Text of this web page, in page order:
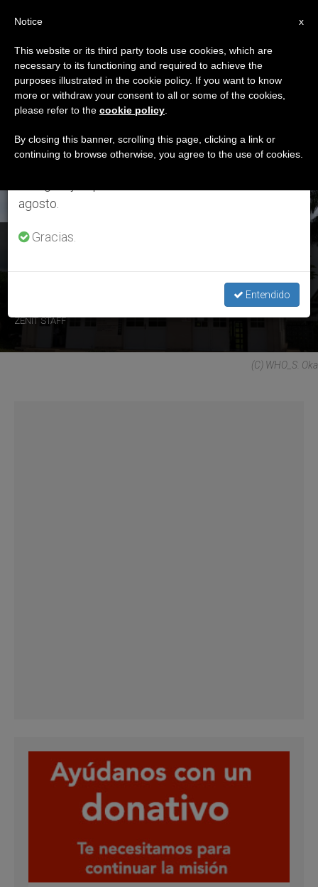
ETIQUETA
Posts Tagged ‘Kivu Del
Norte’
ÚLTIMAS NOTICIAS
África: Nuevo brote de ébola en la República Democrática
ZENIT STAFF
(C) WHO_S. Oka
×
Aviso importante
Del 27 de julio al 7 de agosto haremos la pausa
anual, aprovechando que en el periodo de verano
se generan menos informaciones y también el
agosto.
Gracias.
Entendido
x
Notice
This website or its third party tools use cookies, which are
necessary to its functioning and required to achieve the
purposes illustrated in the cookie policy. If you want to know
more or withdraw your consent to all or some of the cookies,
please refer to the cookie policy
By closing this banner, scrolling this page, clicking a link or
continuing to browse otherwise, you agree to the use of cookies.